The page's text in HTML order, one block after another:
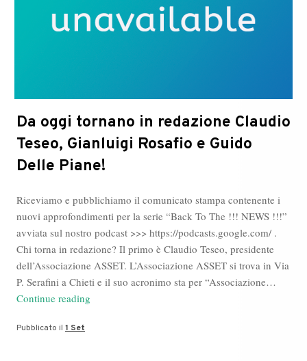
Da oggi tornano in redazione Claudio
Teseo, Gianluigi Rosafio e Guido
Delle Piane!
Riceviamo e pubblichiamo il comunicato stampa contenente i
nuovi approfondimenti per la serie “Back To The !!! NEWS !!!”
avviata sul nostro podcast >>> https://podcasts.google.com/ .
Chi torna in redazione? Il primo è Claudio Teseo, presidente
dell’Associazione ASSET. L’Associazione ASSET si trova in Via
P. Serafini a Chieti e il suo acronimo sta per “Associazione…
Continue reading
Pubblicato il 1 Set